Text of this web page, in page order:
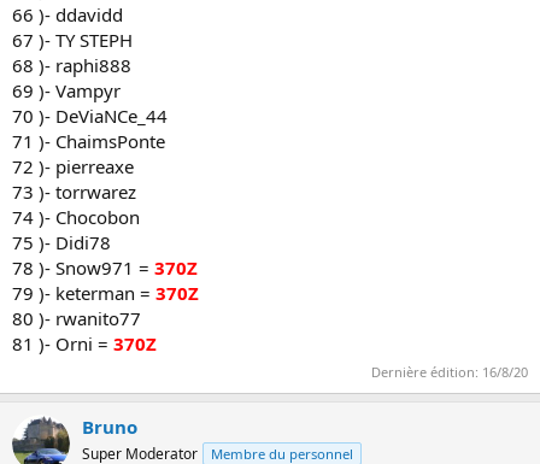
66 )- ddavidd
67 )- TY STEPH
68 )- raphi888
69 )- Vampyr
70 )- DeViaNCe_44
71 )- ChaimsPonte
72 )- pierreaxe
73 )- torrwarez
74 )- Chocobon
75 )- Didi78
78 )- Snow971 = 370Z
79 )- keterman = 370Z
80 )- rwanito77
81 )- Orni = 370Z
Dernière édition: 16/8/20
Bruno
Super Moderator Membre du personnel